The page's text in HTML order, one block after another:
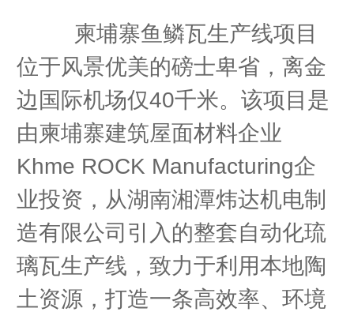
柬埔寨鱼鳞瓦生产线项目
位于风景优美的磅士卑省，离金
边国际机场仅40千米。该项目是
由柬埔寨建筑屋面材料企业
Khme ROCK Manufacturing企
业投资，从湖南湘潭炜达机电制
造有限公司引入的整套自动化琉
璃瓦生产线，致力于利用本地陶
土资源，打造一条高效率、环境